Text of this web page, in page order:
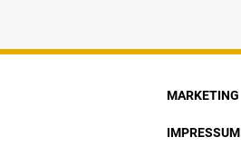
MARKETING
IMPRESSUM